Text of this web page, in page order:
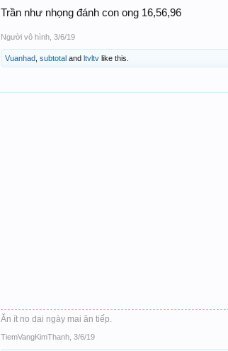
Trần như nhọng đánh con ong 16,56,96
Người vô hình 3/6/19
Vuanhad subtotal and ltvltv like this.
Ăn ít no dai ngày mai ăn tiếp.
TiemVangKimThanh 3/6/19